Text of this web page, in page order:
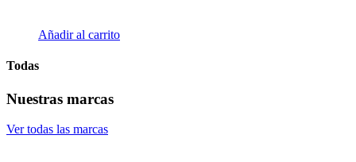
Añadir al carrito
Todas
Nuestras marcas
Ver todas las marcas